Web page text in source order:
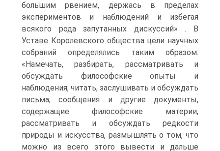
большим рвением, держась в пределах
экспериментов и наблюдений и избегая
всякого рода запутанных дискуссий» . В
Уставе Королевского общества цели научных
собраний определялись таким образом:
«Намечать, разбирать, рассматривать и
обсуждать философские опыты и
наблюдения, читать, заслушивать и обсуждать
письма, сообщения и другие документы,
содержащие философские материи,
рассматривать и обсуждать редкости
природы и искусства, размышлять о том, что
можно из всего этого вывести и дальше